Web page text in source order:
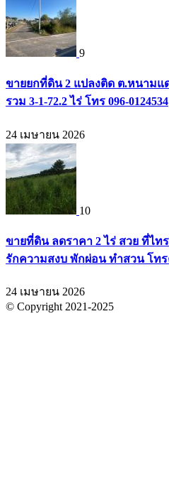
9
ขายยกที่ดิน 2 แปลงติด ต.หนามแด
รวม 3-1-72.2 ไร่ โทร 096-0124534
24 เมษายน 2026
10
ขายที่ดิน ลดราคา 2 ไร่ สวย ที่ไ
รักความสงบ พักผ่อน ทำสวน โทรคุ
24 เมษายน 2026
© Copyright 2021-2025